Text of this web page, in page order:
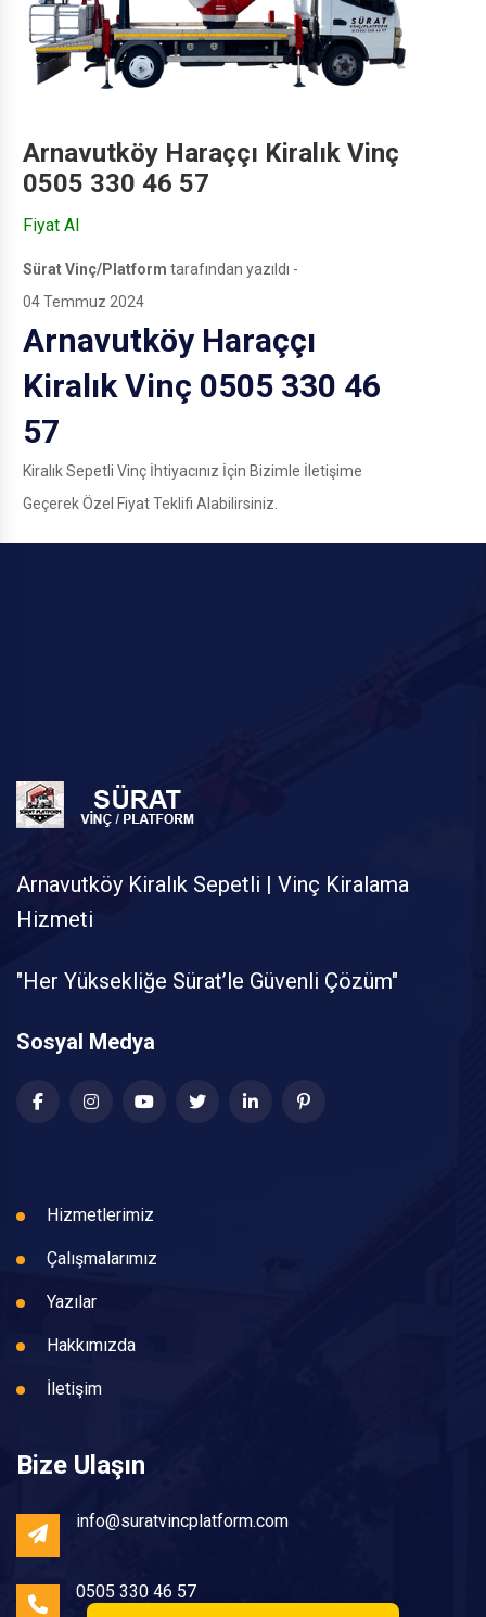
Arnavutköy Haraççı Kiralık Vinç
0505 330 46 57
Fiyat Al
Sürat Vinç/Platform tarafından yazıldı -
04 Temmuz 2024
Arnavutköy Haraççı
Kiralık Vinç 0505 330 46
57
Kiralık Sepetli Vinç İhtiyacınız İçin Bizimle İletişime
Geçerek Özel Fiyat Teklifi Alabilirsiniz.
Arnavutköy Kiralık Sepetli | Vinç Kiralama
Hizmeti
"Her Yüksekliğe Sürat’le Güvenli Çözüm"
Sosyal Medya
Hizmetlerimiz
Çalışmalarımız
Yazılar
Hakkımızda
İletişim
Bize Ulaşın
info@suratvincplatform.com
0505 330 46 57